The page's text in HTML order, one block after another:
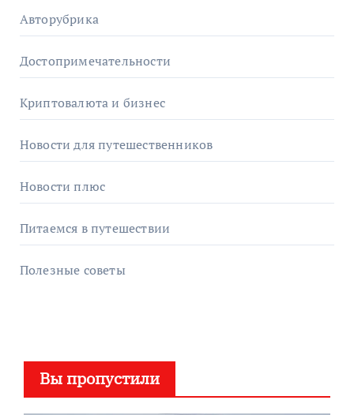
Авторубрика
Достопримечательности
Криптовалюта и бизнес
Новости для путешественников
Новости плюс
Питаемся в путешествии
Полезные советы
Вы пропустили